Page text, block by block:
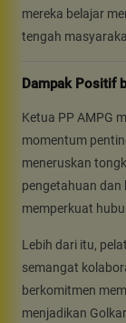
mereka belajar
tengah
Dampak Positif
Ketua PP AMPG
momentum
meneruskan
pengetahuan dan
memperkuat
Lebih dari itu,
semangat
berkomitmen
menjadikan